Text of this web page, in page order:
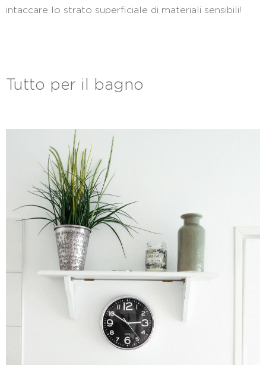
intaccare lo strato superficiale di materiali sensibili!
Tutto per il bagno